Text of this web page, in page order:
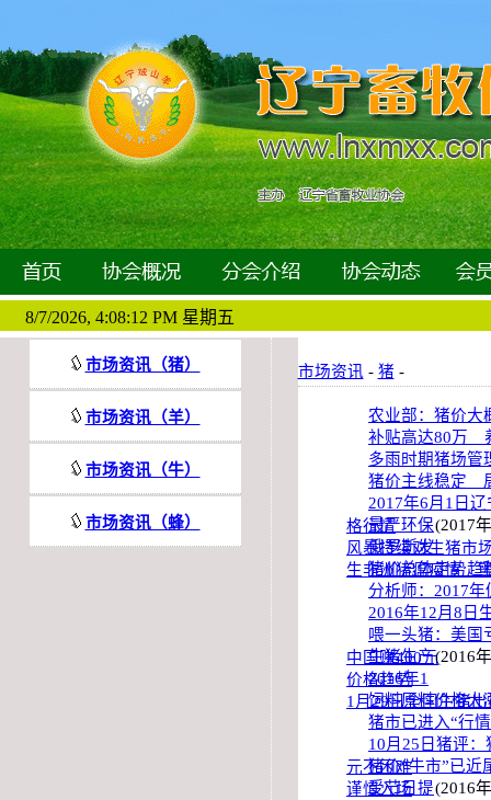
8/7/2026, 4:08:13 PM 星期五
市场资讯（猪）
市场资讯（羊）
市场资讯（牛）
市场资讯（蜂）
市场资讯 - 猪 -
农业部：猪价大
补贴高达80万
多雨时期猪场管
猪价主线稳定
2017年6月1日
格行情
(2017
最严环保
风暴持续对生猪市
俄罗斯发
生非洲猪瘟疫情
猪价总体走势
分析师：2017
2016年12月8日
喂一头猪：美
中国赚400元(2016
生猪生产
价格趋势
2016年1
1月29日全国生猪
饲料原料价格大
猪市已进入“行
10月25日猪评
元不困难
猪价“牛市”已近
谨慎入场
(2016
受节日提